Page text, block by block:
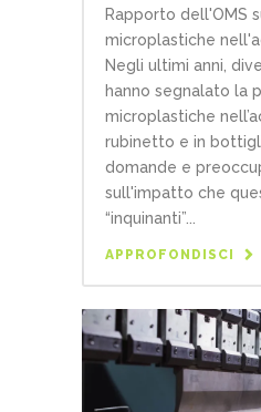
Rapporto dell'OMS
microplastiche
Negli ultimi anni,
hanno segnalato la
microplastiche
rubinetto e in
domande e
sull'impatto che
“inquinanti”...
APPROFONDISCI